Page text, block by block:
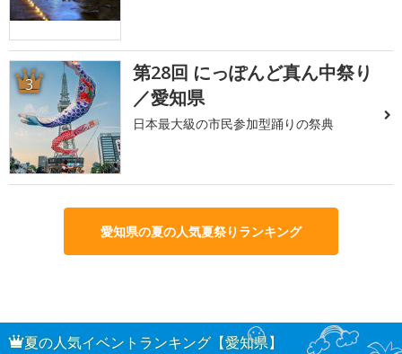
3
第28回 にっぽんど真ん中祭り
／愛知県
日本最大級の市民参加型踊りの祭典
愛知県の夏の人気夏祭りランキング
夏の人気イベントランキング【愛知県】